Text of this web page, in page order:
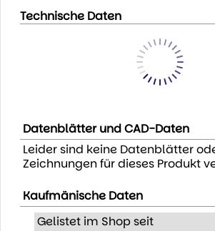
Technische Daten
Datenblätter und CAD-Daten
Leider sind keine Datenblätter
Zeichnungen für dieses Produkt
Kaufmänische Daten
Gelistet im Shop seit